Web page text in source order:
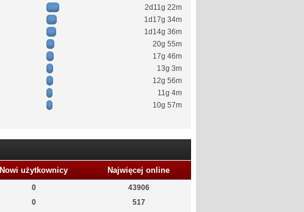
2d11g 22m
1d17g 34m
1d14g 36m
20g 55m
17g 46m
13g 3m
12g 56m
11g 4m
10g 57m
Nowi użytkownicy Najwięcej online
0
43906
0
517